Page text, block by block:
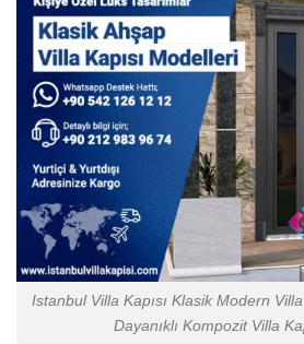
Istanbul Villa Kapısı Klasik Modern
Dayanıklı Kompozit Villa